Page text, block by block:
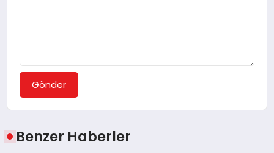
Gönder
Benzer Haberler